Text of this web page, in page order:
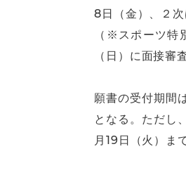
8日（金）、２
（※スポーツ特
（日）に面接
願書の受付期間
となる。ただし
月19日（火）ま